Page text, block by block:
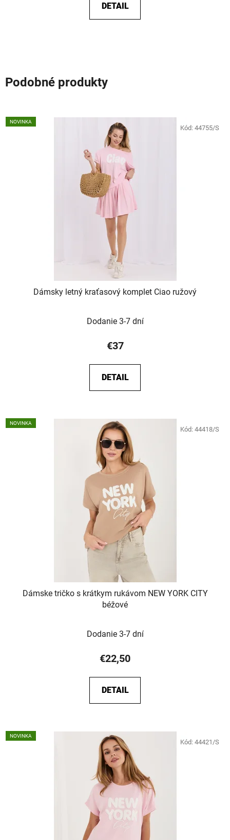
DETAIL
Podobné produkty
NOVINKA
Dámsky letný kraťasový komplet Ciao ružový
Dodanie 3-7 dní
€37
DETAIL
Kód: 44755/S
NOVINKA
Dámske tričko s krátkym rukávom NEW YORK CITY
béžové
Dodanie 3-7 dní
€22,50
DETAIL
Kód: 44418/S
NOVINKA
Kód: 44421/S